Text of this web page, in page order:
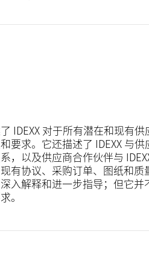
IDEXX 对于所有潜在和现有供
要求。它还描述了 IDEXX 与供
，以及供应商合作伙伴与
有协议、采购订单、图纸和质
入解释和进一步指导；但它并
。